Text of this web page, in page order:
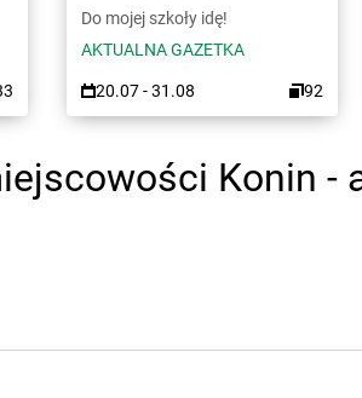
Do mojej szkoły idę!
AKTUALNA GAZETKA
20.07 - 31.08 92
Konin -